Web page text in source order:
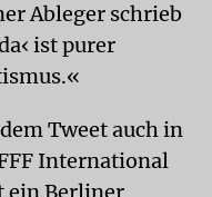
Ableger schrieb
ist purer
Tweet auch in
International